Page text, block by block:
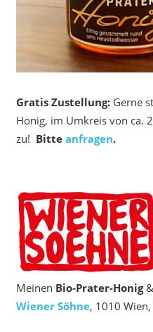
Gratis Zustellung:Gerne
Honig, im Umkreis von ca.
zu! Bitte anfragen.
Meinen Bio‑Prater-Honig&
Wiener Söhne, 1010 Wien,